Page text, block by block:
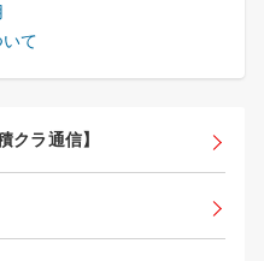
て
クラ通信】